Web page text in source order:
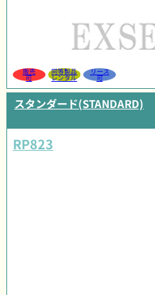
販売
可
同等製品
レンタル
リース
可
スタンダード(STANDARD)
RP823